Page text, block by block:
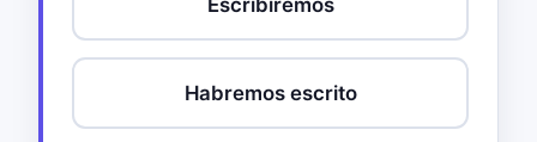
Escribiremos
Habremos escrito